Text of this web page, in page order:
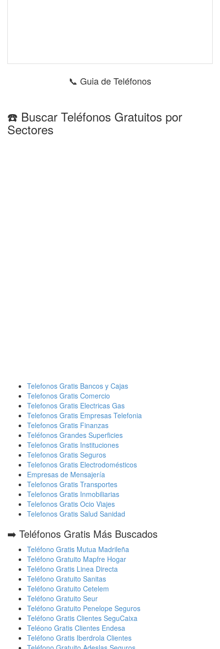
📞 Guia de Teléfonos
☎️ Buscar Teléfonos Gratuitos por
Sectores
Telefonos Gratis Bancos y Cajas
Telefonos Gratis Comercio
Telefonos Gratis Electricas Gas
Telefonos Gratis Empresas Telefonia
Telefonos Gratis Finanzas
Teléfonos Grandes Superficies
Telefonos Gratis Instituciones
Telefonos Gratis Seguros
Telefonos Gratis Electrodomésticos
Empresas de Mensajería
Telefonos Gratis Transportes
Telefonos Gratis Inmobiliarias
Telefonos Gratis Ocio Viajes
Telefonos Gratis Salud Sanidad
➡️ Teléfonos Gratis Más Buscados
Teléfono Gratis Mutua Madrileña
Teléfono Gratuito Mapfre Hogar
Teléfono Gratis Linea Directa
Teléfono Gratuito Sanitas
Teléfono Gratuito Cetelem
Teléfono Gratuito Seur
Teléfono Gratuito Penelope Seguros
Teléfono Gratis Clientes SeguCaixa
Teléono Gratis Clientes Endesa
Teléfono Gratis Iberdrola Clientes